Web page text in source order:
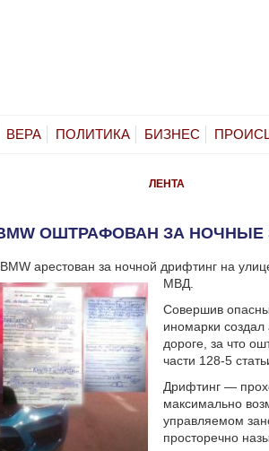
ВЕРА ПОЛИТИКА БИЗНЕС
ЛЕНТА
ОШТРАФОВАН ЗА
арестован за ночной дрифтинг на
МВД.
Совершив
иномарки
дороге, за что
части 128-5
Дрифтинг —
максимально
управляемом
просторечно